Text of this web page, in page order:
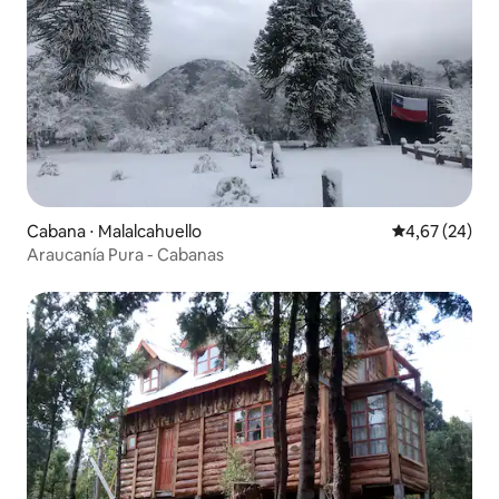
Cabana ⋅ Malalcahuello 4,67 de uma
4,67 (24)
Araucanía Pura - Cabanas